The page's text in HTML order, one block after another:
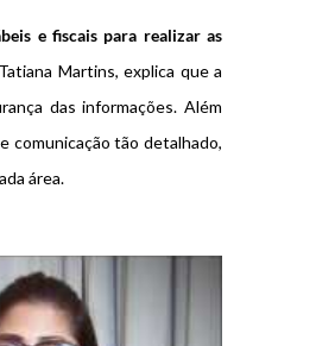
e fiscais para realizar as
Martins, explica que a
das informações. Além
comunicação tão detalhado,
área.